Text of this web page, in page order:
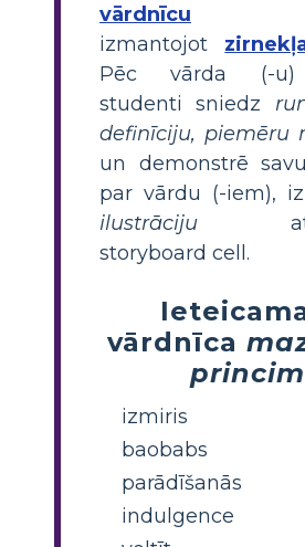
vārdnīcu
izmantojot
Pēc vārda (-u)
studenti sniedz
definīciju, piemēru
un demonstrē
par vārdu (-iem),
ilustrāciju
storyboard cell.
vārdnīca
princim
izmiris
baobabs
parādīšanās
indulgence